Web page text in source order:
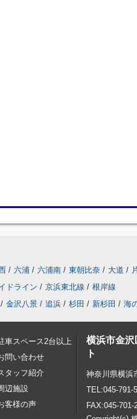
/ 六浦 / 六浦南 / 東朝比奈 / 大道 /
ドライン / 京浜東北線 / 根岸線
/ 金沢八景 / 追浜 / 杉田 / 新杉田 / 海
車スペース2台以上
問い合わせ
タッフ紹介
辺施設
客様の声
横浜市金
ト
神奈川県横浜
TEL:045-791-
FAX:045-701-